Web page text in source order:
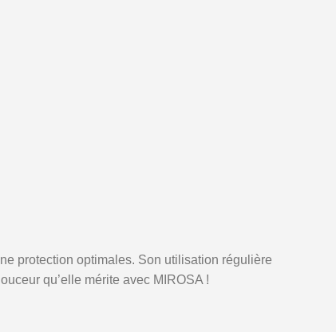
protection optimales. Son utilisation régulière
qu’elle mérite avec MIROSA !